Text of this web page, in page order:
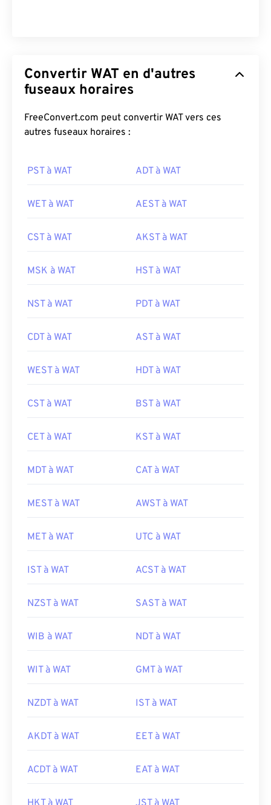
Convertir WAT en d'autres
fuseaux horaires
FreeConvert.com peut convertir WAT vers ces
autres fuseaux horaires :
PST à WAT ADT à WAT
WET à WAT AEST à WAT
CST à WAT AKST à WAT
MSK à WAT HST à WAT
NST à WAT PDT à WAT
CDT à WAT AST à WAT
WEST à WAT HDT à WAT
CST à WAT BST à WAT
CET à WAT KST à WAT
MDT à WAT CAT à WAT
MEST à WAT AWST à WAT
MET à WAT UTC à WAT
IST à WAT ACST à WAT
NZST à WAT SAST à WAT
WIB à WAT NDT à WAT
WIT à WAT GMT à WAT
NZDT à WAT IST à WAT
AKDT à WAT EET à WAT
ACDT à WAT EAT à WAT